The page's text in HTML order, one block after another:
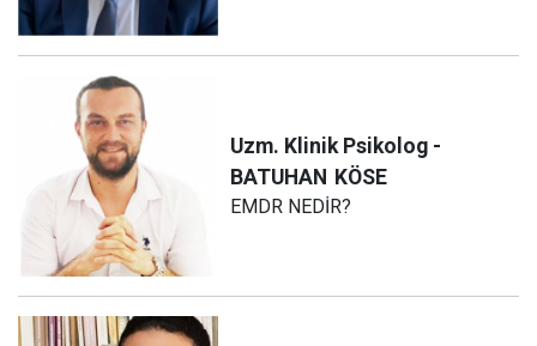
Uzm. Klinik Psikolog -
BATUHAN KÖSE
EMDR NEDİR?